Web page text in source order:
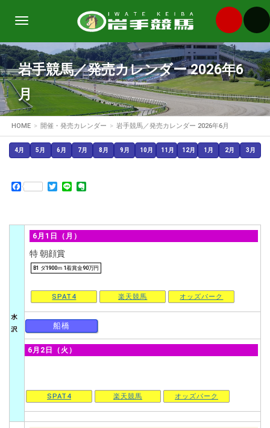
Toggle
岩手競馬／発売カレンダー 2026年6
月
HOME 開催・発売カレンダー 岩手競馬／発売カレンダー 2026年6月
4月 5月 6月 7月 8月 9月 10月 11月 12月 1月 2月 3月
FacebookTwitter
Line
6月1日（月）
特 朝顔賞
B1 ダ1900ｍ 1着賞金90万円
SPAT4 楽天競馬 オッズパーク
船橋
6月2日（火）
SPAT4 楽天競馬 オッズパーク